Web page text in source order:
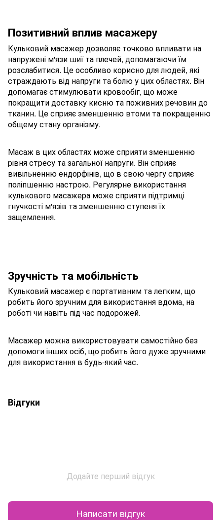
Позитивний вплив масажеру
Кульковий масажер дозволяє точково впливати на
напружені м'язи шиї та плечей, допомагаючи їм
розслабитися. Це особливо корисно для людей, які
страждають від напруги та болю у цих областях. Він
допомагає стимулювати кровообіг, що може
покращити доставку кисню та поживних речовин до
тканин. Це сприяє зменшенню втоми та покращенню
общему стану організму.
Масаж в цих областях може сприяти зменшенню
рівня стресу та загальної напруги. Він сприяє
вивільненню ендорфінів, що в свою чергу сприяє
поліпшенню настрою. Регулярне використання
кулькового масажера може сприяти підтримці
гнучкості м'язів та зменшенню ступеня їх
защемлення.
Зручність та мобільність
Кульковий масажер є портативним та легким, що
робить його зручним для використання вдома, на
роботі чи навіть під час подорожей.
Масажер можна використовувати самостійно без
допомоги інших осіб, що робить його дуже зручними
для використання в будь-який час.
Відгуки
Додайте перший відгук
Написати відгук